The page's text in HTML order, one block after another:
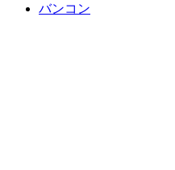
バンコン